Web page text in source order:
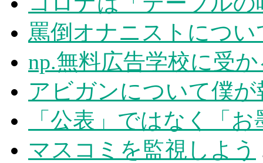
罵倒オナニストについ
np.無料広告学校に受
アビガンについて僕
「公表」ではなく「
マスコミを監視しよう